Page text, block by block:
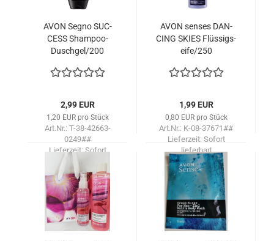
AVON Segno SUC­
CESS Shampoo-​​
Dusch­gel/200
2,99 EUR
1,20 EUR pro Stück
Art.Nr.: T-38-42663-
0249##
Lieferzeit:Sofort
lieferbar!
AVON sen­ses DAN­
CING SKIES Flüs­sigs­
ei­fe/250
1,99 EUR
0,80 EUR pro Stück
Art.Nr.: K-08-37671##
Lieferzeit: Sofort
lieferbar!